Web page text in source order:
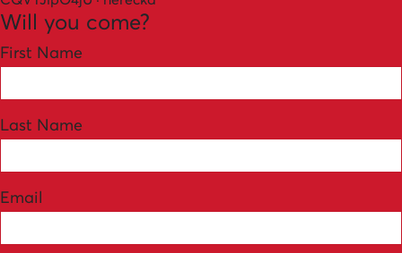
Will you come?
First Name
Last Name
Email